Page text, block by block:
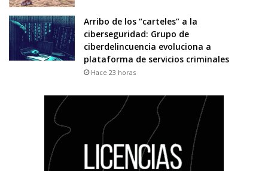
Arribo de los “carteles” a la
ciberseguridad: Grupo de
ciberdelincuencia evoluciona a
plataforma de servicios criminales
Hace 23 horas